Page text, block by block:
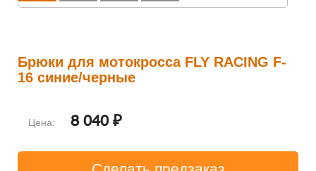
Брюки для мотокросса FLY RACING F-
16 синие/черные
Цена: 8 040 ₽